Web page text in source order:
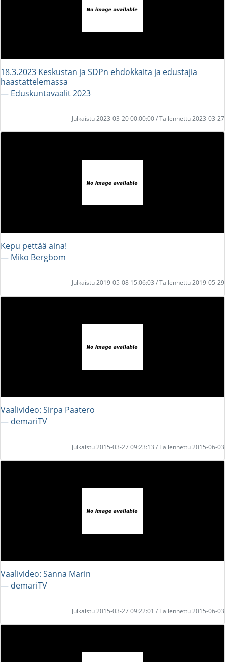
18.3.2023 Keskustan ja SDPn ehdokkaita ja edustajia
haastattelemassa
― Eduskuntavaalit 2023
Julkaistu 2023-03-20 00:00:00 / Tallennettu 2023-03-27
Kepu pettää aina!
― Miko Bergbom
Julkaistu 2019-05-08 15:06:03 / Tallennettu 2019-05-29
Vaalivideo: Sirpa Paatero
― demariTV
Julkaistu 2015-03-27 09:23:13 / Tallennettu 2015-06-03
Vaalivideo: Sanna Marin
― demariTV
Julkaistu 2015-03-27 09:22:01 / Tallennettu 2015-06-03